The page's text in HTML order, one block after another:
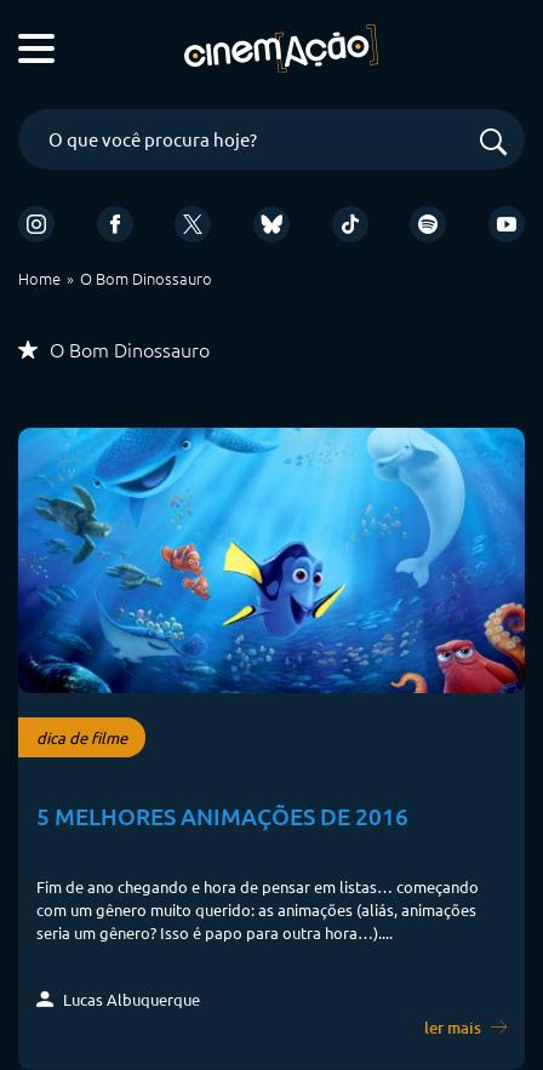
Home O Bom Dinossauro
O Bom Dinossauro
dica de filme
5 MELHORES ANIMAÇÕES DE 2016
Fim de ano chegando e hora de pensar em listas… começando
com um gênero muito querido: as animações (aliás, animações
seria um gênero? Isso é papo para outra hora…)....
Lucas Albuquerque
ler mais